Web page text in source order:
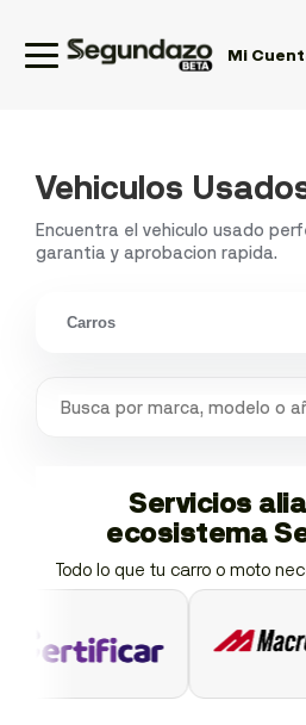
Mi
Vehiculos
Encuentra el vehiculo usado
garantia y aprobacion rapida.
Carros
Servicios
ecosistema
Todo lo que tu carro o moto